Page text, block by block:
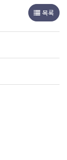
목록